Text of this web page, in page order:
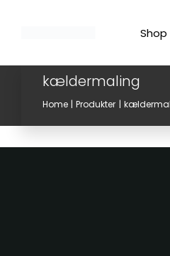
Shop
kældermaling
Home Produkter